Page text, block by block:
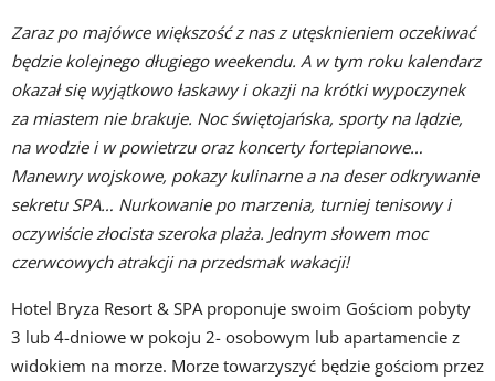
Zaraz po majówce większość z nas z utęsknieniem oczekiwać
będzie kolejnego długiego weekendu. A w tym roku kalendarz
okazał się wyjątkowo łaskawy i okazji na krótki wypoczynek
za miastem nie brakuje. Noc świętojańska, sporty na lądzie,
na wodzie i w powietrzu oraz koncerty fortepianowe…
Manewry wojskowe, pokazy kulinarne a na deser odkrywanie
sekretu SPA… Nurkowanie po marzenia, turniej tenisowy i
oczywiście złocista szeroka plaża. Jednym słowem moc
czerwcowych atrakcji na przedsmak wakacji!
Hotel Bryza Resort & SPA proponuje swoim Gościom pobyty
3 lub 4-dniowe w pokoju 2- osobowym lub apartamencie z
widokiem na morze. Morze towarzyszyć będzie gościom przez